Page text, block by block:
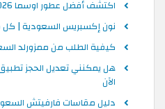
اكتشف أفضل عطور اوسما 2026 للجنسين في السعودية
نون إكسبريس السعودية | كل
كيفية الطلب من ممزورلد
هل يمكنني تعديل الحجز
الآن
دليل مقاسات فارفيتش